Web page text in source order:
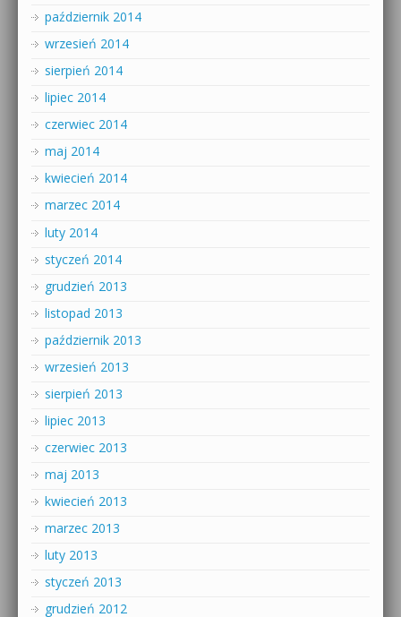
październik 2014
wrzesień 2014
sierpień 2014
lipiec 2014
czerwiec 2014
maj 2014
kwiecień 2014
marzec 2014
luty 2014
styczeń 2014
grudzień 2013
listopad 2013
październik 2013
wrzesień 2013
sierpień 2013
lipiec 2013
czerwiec 2013
maj 2013
kwiecień 2013
marzec 2013
luty 2013
styczeń 2013
grudzień 2012